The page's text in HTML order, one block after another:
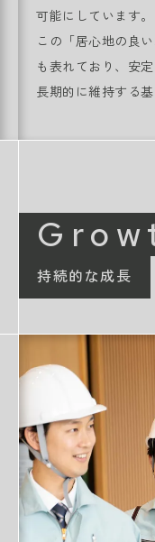
可能にしています。
この「居心地の良
も表れており、安
長期的に維持する
持続的な成長